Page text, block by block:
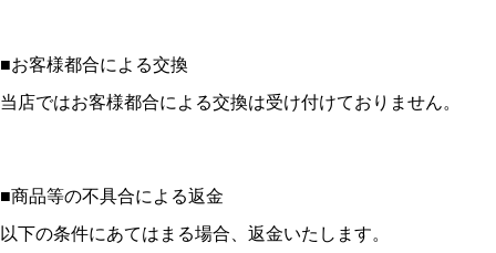
■お客様都合による交換
当店ではお客様都合による交換は受け付けておりません。
■商品等の不具合による返金
以下の条件にあてはまる場合、返金いたします。